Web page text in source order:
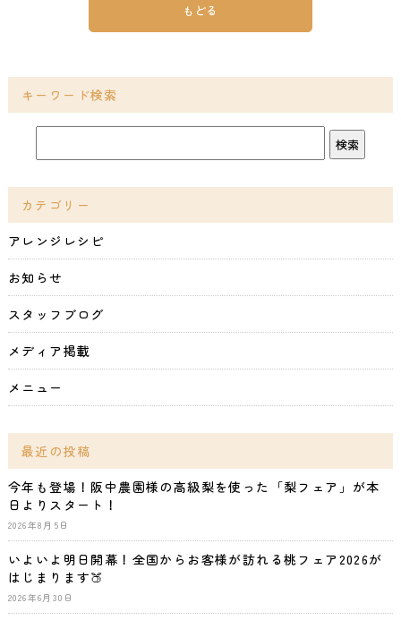
もどる
キーワード検索
カテゴリー
アレンジレシピ
お知らせ
スタッフブログ
メディア掲載
メニュー
最近の投稿
今年も登場！阪中農園様の高級梨を使った「梨フェア」が本
日よりスタート！
2026年8月5日
いよいよ明日開幕！全国からお客様が訪れる桃フェア2026が
はじまります🍑
2026年6月30日